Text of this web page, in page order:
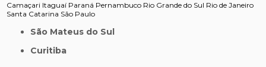
Camaçari Itaguaí Paraná Pernambuco Rio Grande do Sul Rio de Janeiro
Santa Catarina São Paulo
São Mateus do Sul
Curitiba